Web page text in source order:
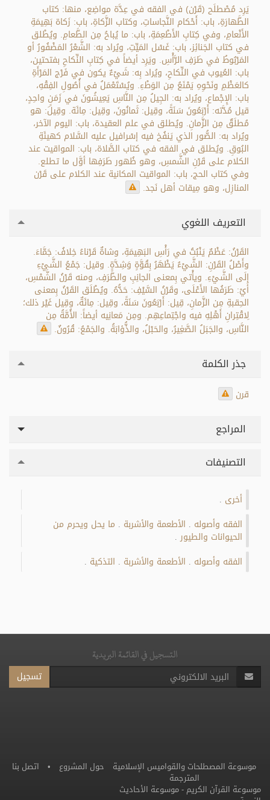
يَرِد مُصْطلَح (قَرْن) في الفقه في عِدَّة مواضِع، منها: كتاب
الطَّهارَةِ، باب: أَحْكام النَّجاساتِ، وكتاب الزَّكاةِ، باب: زَكاة بَهِيمَةِ
الأَنْعامِ، وفي كِتابِ الأَطْعِمَةِ، باب: ما يُباحُ مِن الطَّعامِ. ويُطْلق
في كتاب الجَنائِز، باب: غَسْل المَيِّتِ، ويُراد به: الشَّعْرُ المَضْفُورُ أو
المَرْبُوطُ في طَرَفِ الرَّأْسِ. ويَرِد أيضاً في كِتابِ النِّكاحِ بفتحتين،
باب: العُيوب في النِّكاحِ، ويُراد بِه: شَيْءٌ يكون في فَرْج المَرْأَةِ
كالعَظْمِ ونَحْوِهِ يَمْنَعُ مِن الوَطْءِ. ويُسْتَعْمَلُ في أُصُولِ الفِقْهِ،
باب: الإِجْماع، ويُراد به: الجِيلُ مِن النَّاسِ يَعِيشُونَ في زَمَنٍ واحِدٍ،
قيل مُدَّته: أَرْبَعُونَ سَنَةً، وقِيل: ثَمانُونَ، وقِيل: مِائَة. وقِيلَ: هو
مُطلَقٌ مِن الزَّمانِ. ويُطلق في علم العقيدة، باب: اليوم الآخر،
ويُراد به: الصُّور الذي يَنفُخ فيه إسْرافيل عليه السَّلام كهيئَةِ
البُوقِ. ويُطلق في الفقه في كتاب الصَّلاة، باب: المواقيت عند
الكلام على قَرْنِ الشَّمسِ، وهو ظُهور طَرَفِها أوَّل ما تطلع.
وفي كتاب الحج، باب: المواقيت المكانية عند الكلام على قَرْن
المنازِل، وهو مِيقات أهل نَجد.
التعريف اللغوي
القَرْنُ: عَظْمٌ يَنْبُتُ في رَأْسِ البَهِيمَةِ، وشاةٌ قَرْناءُ خِلافُ: جَمَّاءَ.
وأَصْلُ القَرْنِ: الشَّيْءُ يَظْهَرُ بِقُوَّةٍ وَشِدَّةٍ. وقيل: جَمْعُ الشَّيْءِ
إِلَى الشَّيْءِ. ويأْتي بِمعنى الجانِبِ والطَّرَفِ، ومنه قَرْنُ الشَّمْسِ،
أيْ: طَرَفُها الأَعْلَى، وقَرْنُ السَّيْفِ: حَدُّهُ. ويُطْلَق القَرْنُ بِمعنى
الحِقبةِ مِن الزَّمانِ، قِيل: أَرْبَعُونَ سَنَةً، وقِيل: مِائَةٌ، وقِيل غَيْر ذلك؛
لِاقْتِرانِ أَهْلِهِ فيه واجْتِماعِهِم. ومِن مَعانِيه أيضاً: الأُمَّةُ مِن
النَّاسِ، والجَبَلُ الصَّغِيرُ، والحَبْلُ، والذُّؤابَةُ. والجَمْعُ: قُرُونٌ.
جذر الكلمة
قرن
المراجع
التصنيفات
أخرى
الفقه وأصوله الأطعمة والأشربة ما يحل ويحرم من
الحيوانات والطيور
الفقه وأصوله الأطعمة والأشربة التذكية
التسجيل في القائمة البريدية
تسجيل
حول المشروع • اتصل بنا موسوعة المصطلحات والقواميس الإسلامية
المترجمة
موسوعة القرآن الكريم -موسوعة الأحاديث